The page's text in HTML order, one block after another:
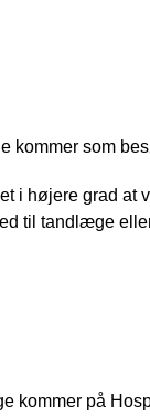
kommer som
i højere grad at
til tandlæge
kommer på